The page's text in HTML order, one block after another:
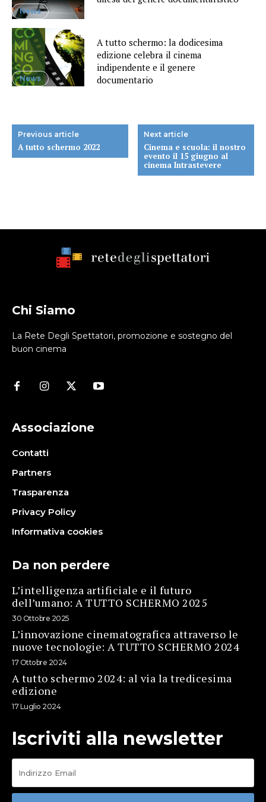
News
News
A tutto schermo: la dodicesima
edizione celebra il cinema
indipendente e il genere
documentario
Previous article
A tutto schermo 2022
Next article
Cinema e scuola: il nostro
evento il 15 giugno al
cinema Intrastevere
Chi Siamo
La Rete Degli Spettatori, promozione e sostegno del
buon cinema
Associazione
Contatti
Partners
Trasparenza
Privacy Policy
Informativa cookies
Da non perdere
L’intelligenza artificiale e il futuro
dell’umano: A TUTTO SCHERMO 2025
30 Ottobre 2025
L’innovazione cinematografica attraverso le
nuove tecnologie: A TUTTO SCHERMO 2024
17 Ottobre 2024
A tutto schermo 2024: al via la tredicesima
edizione
17 Luglio 2024
Iscriviti alla newsletter